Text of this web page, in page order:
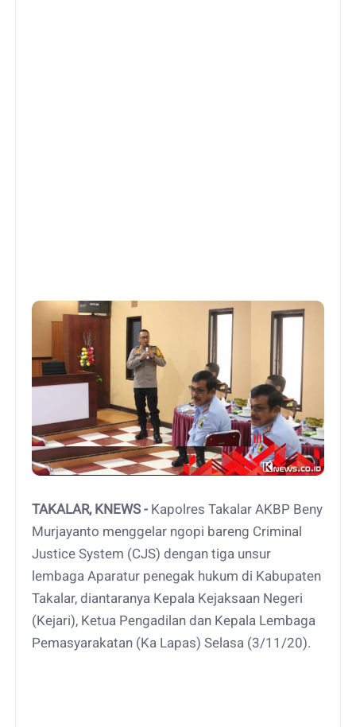
TAKALAR, KNEWS - Kapolres Takalar AKBP Beny
Murjayanto menggelar ngopi bareng Criminal
Justice System (CJS) dengan tiga unsur
lembaga Aparatur penegak hukum di Kabupaten
Takalar, diantaranya Kepala Kejaksaan Negeri
(Kejari), Ketua Pengadilan dan Kepala Lembaga
Pemasyarakatan (Ka Lapas) Selasa (3/11/20).